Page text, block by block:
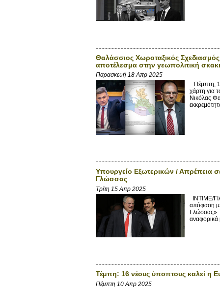
Θαλάσσιος Χωροταξικός
αποτέλεσμα στην γεωπολιτική
Παρασκευή 18 Απρ 2025
Πέμπτη,
χάρτη για
Νικόλας
Υπουργείο Εξωτερικών / Απρέπεια
Γλώσσας
Τρίτη 15 Απρ 2025
INTIME/
απόφαση
Γλώσσας»
αναφορικά
Τέμπη: 16 νέους ύποπτους καλεί η
Πέμπτη 10 Απρ 2025